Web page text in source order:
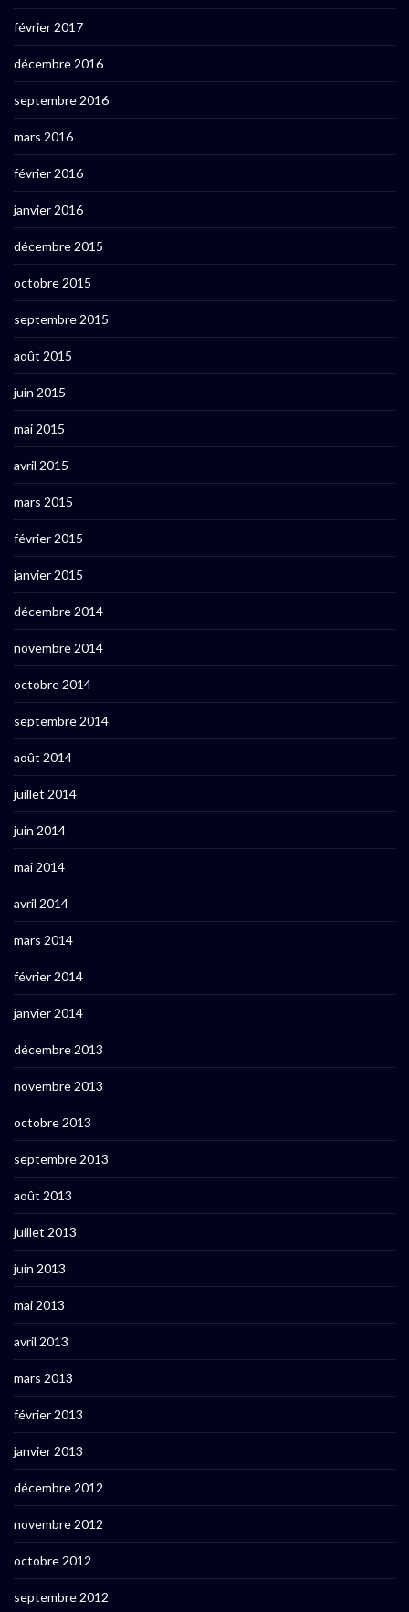
février 2017
décembre 2016
septembre 2016
mars 2016
février 2016
janvier 2016
décembre 2015
octobre 2015
septembre 2015
août 2015
juin 2015
mai 2015
avril 2015
mars 2015
février 2015
janvier 2015
décembre 2014
novembre 2014
octobre 2014
septembre 2014
août 2014
juillet 2014
juin 2014
mai 2014
avril 2014
mars 2014
février 2014
janvier 2014
décembre 2013
novembre 2013
octobre 2013
septembre 2013
août 2013
juillet 2013
juin 2013
mai 2013
avril 2013
mars 2013
février 2013
janvier 2013
décembre 2012
novembre 2012
octobre 2012
septembre 2012